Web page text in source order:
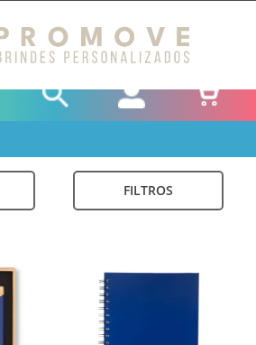
FILTROS